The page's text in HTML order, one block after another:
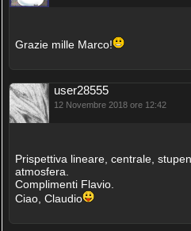
Grazie mille Marco!
user28555
12 Novembre 2018 ore 12:42
Prispettiva lineare, centrale,
atmosfera.
Complimenti Flavio.
Ciao, Claudio